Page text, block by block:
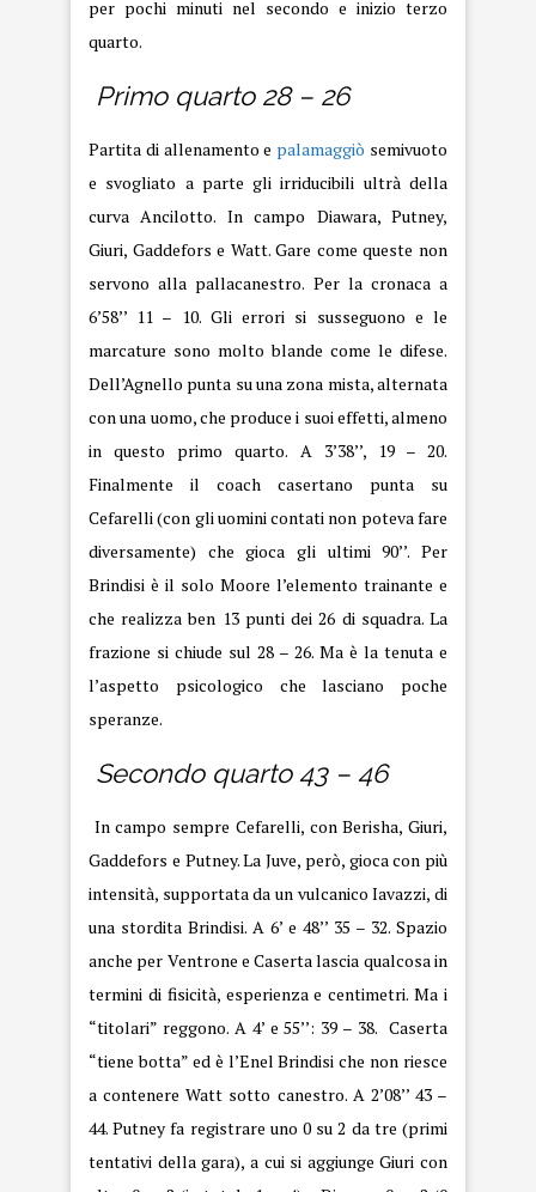
per pochi minuti nel secondo e inizio terzo
quarto.
Primo quarto 28 – 26
Partita di allenamento e palamaggiò semivuoto
e svogliato a parte gli irriducibili ultrà della
curva Ancilotto. In campo Diawara, Putney,
Giuri, Gaddefors e Watt. Gare come queste non
servono alla pallacanestro. Per la cronaca a
6’58’’ 11 – 10. Gli errori si susseguono e le
marcature sono molto blande come le difese.
Dell’Agnello punta su una zona mista, alternata
con una uomo, che produce i suoi effetti, almeno
in questo primo quarto. A 3’38’’, 19 – 20.
Finalmente il coach casertano punta su
Cefarelli (con gli uomini contati non poteva fare
diversamente) che gioca gli ultimi 90’’. Per
Brindisi è il solo Moore l’elemento trainante e
che realizza ben 13 punti dei 26 di squadra. La
frazione si chiude sul 28 – 26. Ma è la tenuta e
l’aspetto psicologico che lasciano poche
speranze.
Secondo quarto 43 – 46
In campo sempre Cefarelli, con Berisha, Giuri,
Gaddefors e Putney. La Juve, però, gioca con più
intensità, supportata da un vulcanico Iavazzi, di
una stordita Brindisi. A 6’ e 48’’ 35 – 32. Spazio
anche per Ventrone e Caserta lascia qualcosa in
termini di fisicità, esperienza e centimetri. Ma i
“titolari” reggono. A 4’ e 55’’: 39 – 38. Caserta
“tiene botta” ed è l’Enel Brindisi che non riesce
a contenere Watt sotto canestro. A 2’08’’ 43 –
44. Putney fa registrare uno 0 su 2 da tre (primi
tentativi della gara), a cui si aggiunge Giuri con